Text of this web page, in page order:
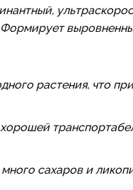
растения, что
сахаров и